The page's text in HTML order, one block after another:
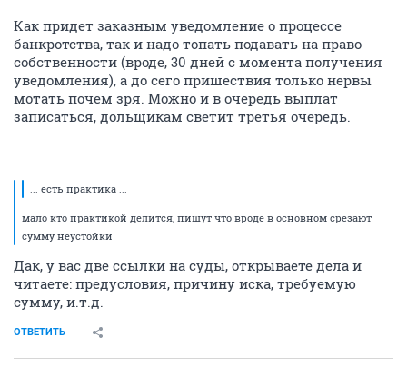
Как придет заказным уведомление о процессе
банкротства, так и надо топать подавать на право
собственности (вроде, 30 дней с момента получения
уведомления), а до сего пришествия только нервы
мотать почем зря. Можно и в очередь выплат
записаться, дольщикам светит третья очередь.
... есть практика ...
мало кто практикой делится, пишут что вроде в основном срезают
сумму неустойки
Дак, у вас две ссылки на суды, открываете дела и
читаете: предусловия, причину иска, требуемую
сумму, и.т.д.
ОТВЕТИТЬ